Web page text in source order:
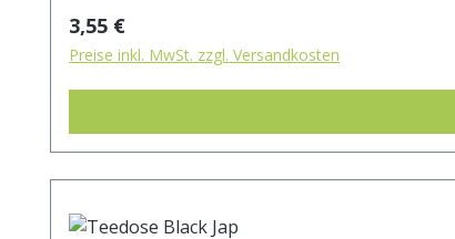
Regulärer Preis:
3,55 €
Preise inkl. MwSt. zzgl. Versandkosten